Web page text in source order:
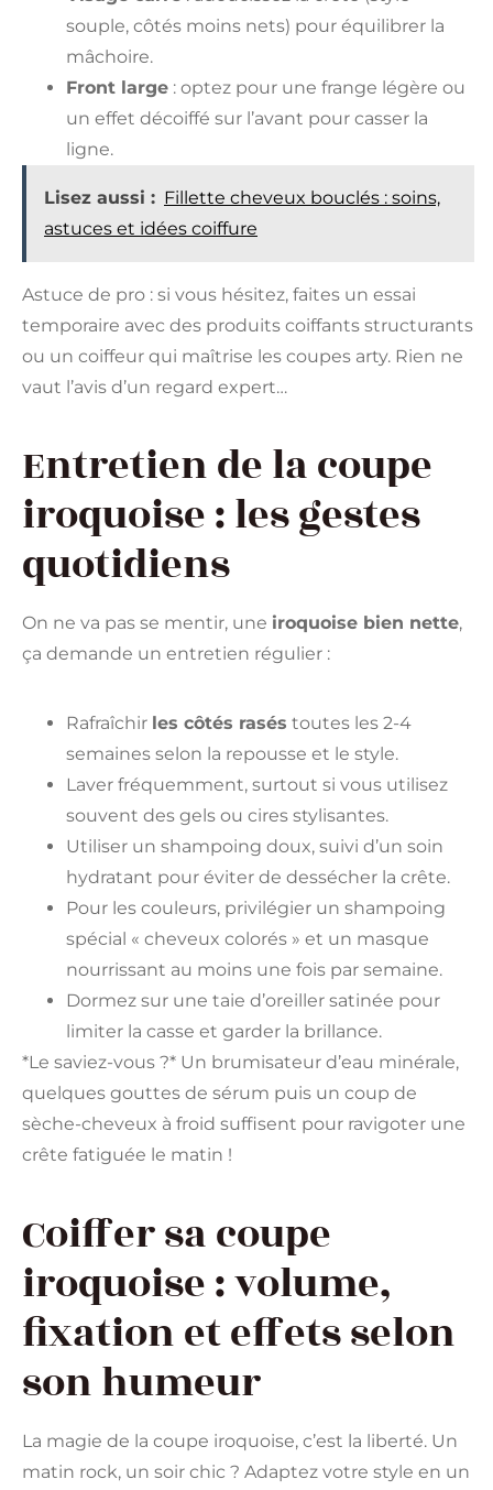
souple, côtés moins nets) pour équilibrer la
mâchoire.
Front large : optez pour une frange légère ou
un effet décoiffé sur l’avant pour casser la
ligne.
Lisez aussi : Fillette cheveux bouclés : soins,
astuces et idées coiffure
Astuce de pro : si vous hésitez, faites un essai
temporaire avec des produits coiffants structurants
ou un coiffeur qui maîtrise les coupes arty. Rien ne
vaut l’avis d’un regard expert…
Entretien de la coupe
iroquoise : les gestes
quotidiens
On ne va pas se mentir, une iroquoise bien nette,
ça demande un entretien régulier :
Rafraîchir les côtés rasés toutes les 2-4
semaines selon la repousse et le style.
Laver fréquemment, surtout si vous utilisez
souvent des gels ou cires stylisantes.
Utiliser un shampoing doux, suivi d’un soin
hydratant pour éviter de dessécher la crête.
Pour les couleurs, privilégier un shampoing
spécial « cheveux colorés » et un masque
nourrissant au moins une fois par semaine.
Dormez sur une taie d’oreiller satinée pour
limiter la casse et garder la brillance.
*Le saviez-vous ?* Un brumisateur d’eau minérale,
quelques gouttes de sérum puis un coup de
sèche-cheveux à froid suffisent pour ravigoter une
crête fatiguée le matin !
Coiffer sa coupe
iroquoise : volume,
fixation et effets selon
son humeur
La magie de la coupe iroquoise, c’est la liberté. Un
matin rock, un soir chic ? Adaptez votre style en un